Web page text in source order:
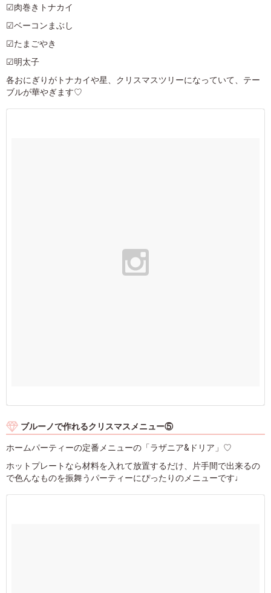
☑肉巻きトナカイ
☑ベーコンまぶし
☑たまごやき
☑明太子
各おにぎりがトナカイや星、クリスマスツリーになっていて、テー
ブルが華やぎます♡
ブルーノで作れるクリスマスメニュー⑤
ホームパーティーの定番メニューの「ラザニア&ドリア」♡
ホットプレートなら材料を入れて放置するだけ、片手間で出来るの
で色んなものを振舞うパーティーにぴったりのメニューです♩